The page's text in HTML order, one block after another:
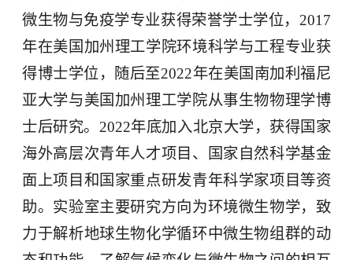
微生物与免疫学专业获得荣誉学士学位， 2017
年在美国加州理工学院环境科学与工程专业获
得博士学位，随后至2022年在美国南加利福尼
亚大学与美国加州理工学院从事生物物理学博
士后研究。 2022年底加入北京大学，获得国家
海外高层次青年人才项目、国家自然科学基金
面上项目和国家重点研发青年科学家项目等资
助。实验室主要研究方向为环境微生物学，致
力于解析地球生物化学循环中微生物组群的动